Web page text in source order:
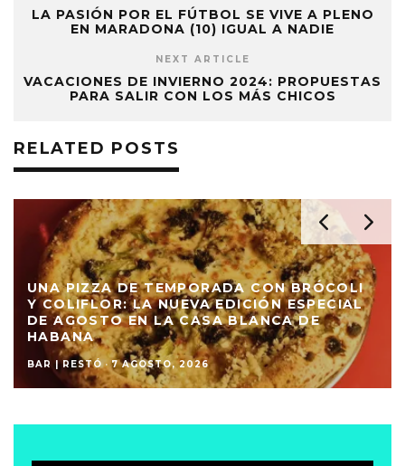
LA PASIÓN POR EL FÚTBOL SE VIVE A PLENO
EN MARADONA (10) IGUAL A NADIE
NEXT ARTICLE
VACACIONES DE INVIERNO 2024: PROPUESTAS
PARA SALIR CON LOS MÁS CHICOS
RELATED POSTS
CON BRÓCOLI
ESPECIAL
DE
SUSHI Y VINO ILIMITADO EN
MISIÓN BA PROPONE UNA
PARA COMPARTIR
BAR | RESTÓ 7 AGOSTO, 2026